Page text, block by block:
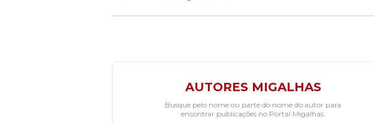
AUTORES MIGALHAS
Busque pelo nome ou parte do nome do autor para
encontrar publicações no Portal Migalhas.